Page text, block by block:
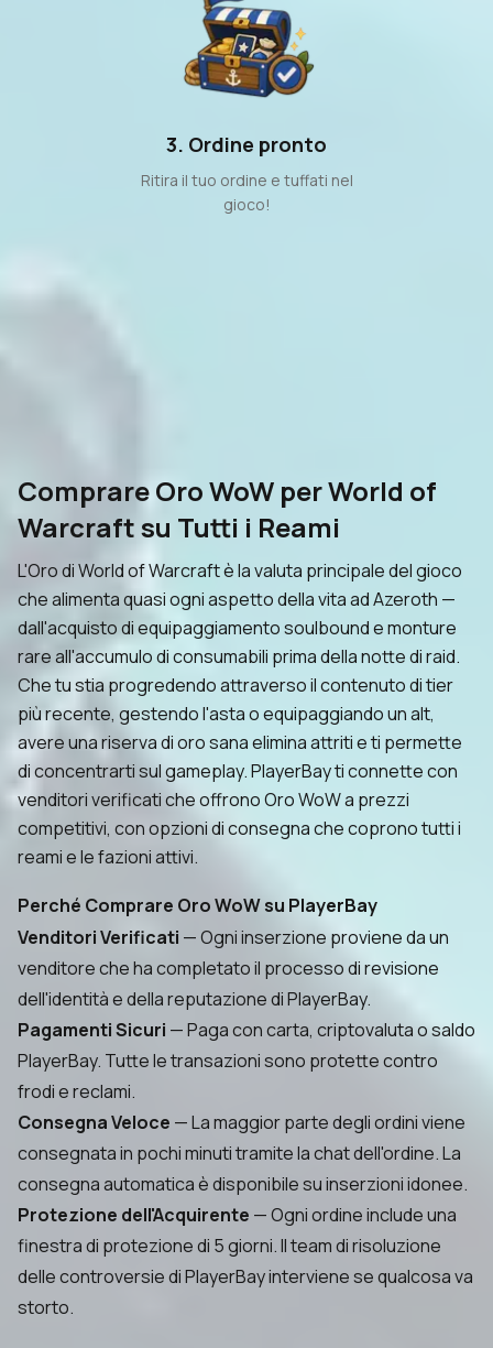
3. Ordine pronto
Ritira il tuo ordine e tuffati nel
gioco!
Comprare Oro WoW per World of
Warcraft su Tutti i Reami
L'Oro di World of Warcraft è la valuta principale del gioco
che alimenta quasi ogni aspetto della vita ad Azeroth —
dall'acquisto di equipaggiamento soulbound e monture
rare all'accumulo di consumabili prima della notte di raid.
Che tu stia progredendo attraverso il contenuto di tier
più recente, gestendo l'asta o equipaggiando un alt,
avere una riserva di oro sana elimina attriti e ti permette
di concentrarti sul gameplay. PlayerBay ti connette con
venditori verificati che offrono Oro WoW a prezzi
competitivi, con opzioni di consegna che coprono tutti i
reami e le fazioni attivi.
Perché Comprare Oro WoW su PlayerBay
Venditori Verificati — Ogni inserzione proviene da un
venditore che ha completato il processo di revisione
dell'identità e della reputazione di PlayerBay.
Pagamenti Sicuri — Paga con carta, criptovaluta o saldo
PlayerBay. Tutte le transazioni sono protette contro
frodi e reclami.
Consegna Veloce — La maggior parte degli ordini viene
consegnata in pochi minuti tramite la chat dell'ordine. La
consegna automatica è disponibile su inserzioni idonee.
Protezione dell'Acquirente — Ogni ordine include una
finestra di protezione di 5 giorni. Il team di risoluzione
delle controversie di PlayerBay interviene se qualcosa va
storto.